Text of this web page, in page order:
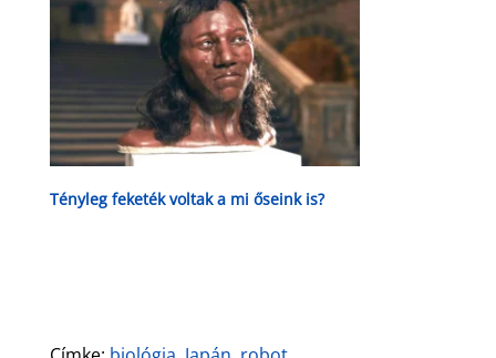
Tényleg feketék voltak a mi őseink is?